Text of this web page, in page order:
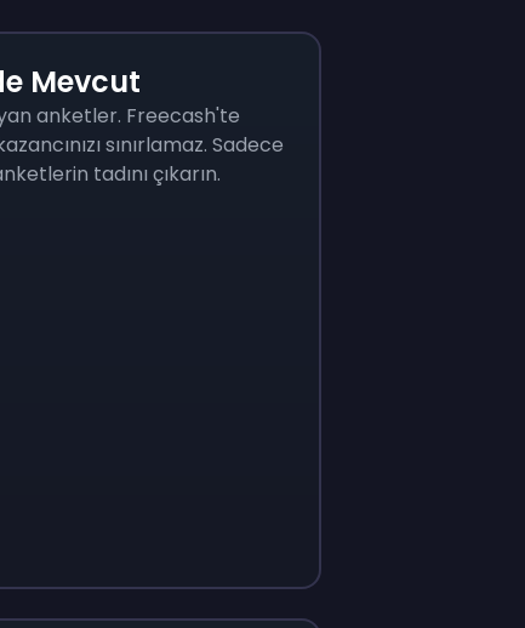
Mevcut
anketler. Freecash'te
sınırlamaz. Sadece
tadını çıkarın.